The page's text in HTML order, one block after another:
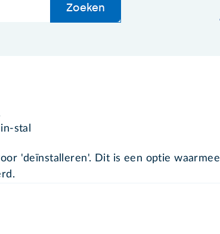
Zoeken
stal
'deïnstalleren'. Dit is een optie waarmee